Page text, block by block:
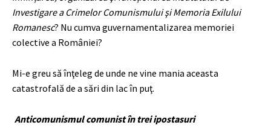
Investigare a Crimelor Comunismului şi Memoria Exilului
Romanesc? Nu cumva guvernamentalizarea memoriei
colective a României?
Mi-e greu să înţeleg de unde ne vine mania aceasta
catastrofală de a sări din lac în puţ.
Anticomunismul comunist în trei ipostasuri